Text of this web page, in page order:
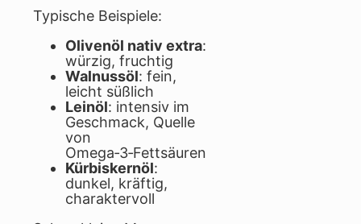
Typische Beispiele:
Olivenöl nativ extra:
würzig, fruchtig
Walnussöl: fein,
leicht süßlich
Leinöl: intensiv im
Geschmack, Quelle
von
Omega‑3‑Fettsäuren
Kürbiskernöl:
dunkel, kräftig,
charaktervoll